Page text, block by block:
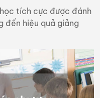
tích cực được đánh
đến hiệu quả giảng